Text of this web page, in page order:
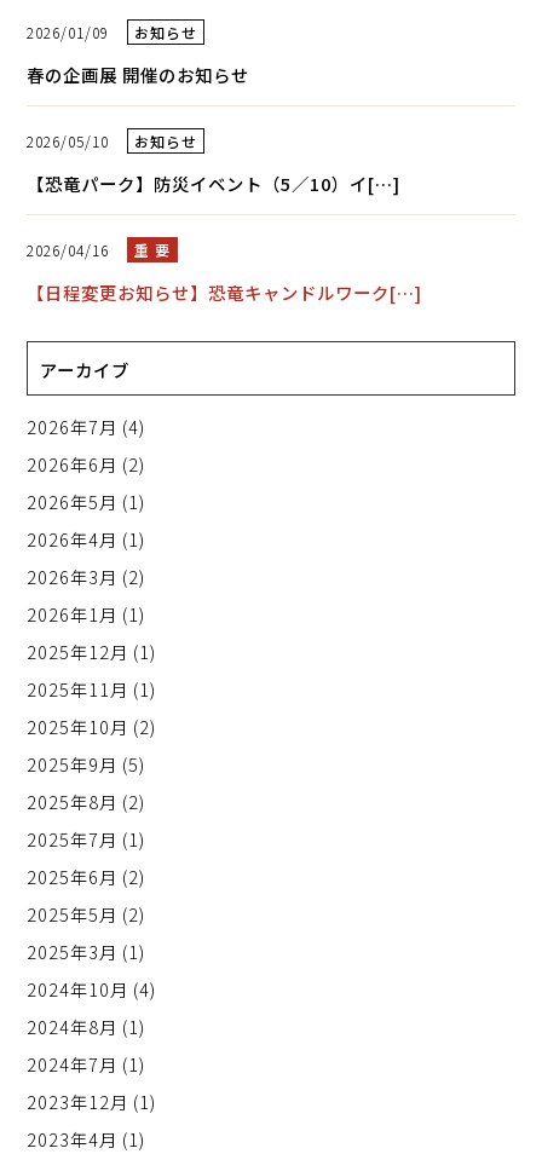
2026/01/09 お知らせ
春の企画展 開催のお知らせ
2026/05/10 お知らせ
【恐竜パーク】防災イベント（5／10）イ[…]
2026/04/16 重 要
【日程変更お知らせ】恐竜キャンドルワーク[…]
アーカイブ
2026年7月 (4)
2026年6月 (2)
2026年5月 (1)
2026年4月 (1)
2026年3月 (2)
2026年1月 (1)
2025年12月 (1)
2025年11月 (1)
2025年10月 (2)
2025年9月 (5)
2025年8月 (2)
2025年7月 (1)
2025年6月 (2)
2025年5月 (2)
2025年3月 (1)
2024年10月 (4)
2024年8月 (1)
2024年7月 (1)
2023年12月 (1)
2023年4月 (1)